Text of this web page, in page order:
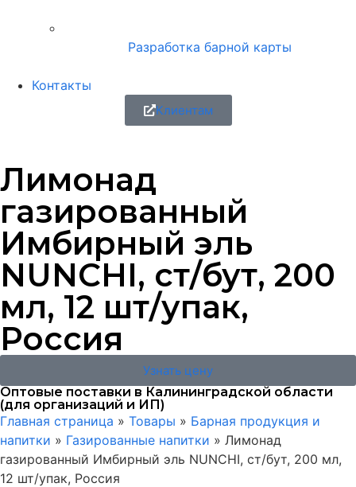
Разработка барной карты
Контакты
Клиентам
Лимонад
газированный
Имбирный эль
NUNCHI, ст/бут, 200
мл, 12 шт/упак,
Россия
Узнать цену
Оптовые поставки в Калининградской области
(для организаций и ИП)
Главная страница » Товары » Барная продукция и
напитки » Газированные напитки » Лимонад
газированный Имбирный эль NUNCHI, ст/бут, 200 мл,
12 шт/упак, Россия